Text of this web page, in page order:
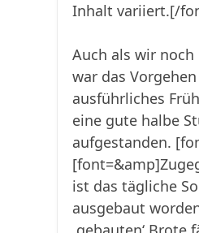
Inhalt variiert.[/
Auch als wir
war das
ausführliches
eine gute halbe
aufgestanden.
ist das tägliche
ausgebaut